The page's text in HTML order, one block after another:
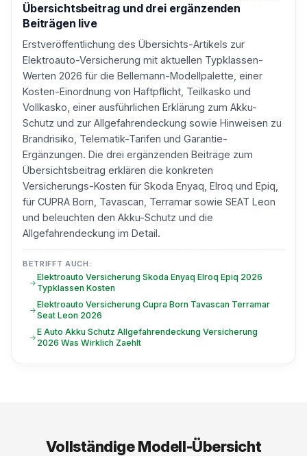
Übersichtsbeitrag und drei ergänzenden
Beiträgen live
Erstveröffentlichung des Übersichts-Artikels zur
Elektroauto-Versicherung mit aktuellen Typklassen-
Werten 2026 für die Bellemann-Modellpalette, einer
Kosten-Einordnung von Haftpflicht, Teilkasko und
Vollkasko, einer ausführlichen Erklärung zum Akku-
Schutz und zur Allgefahrendeckung sowie Hinweisen zu
Brandrisiko, Telematik-Tarifen und Garantie-
Ergänzungen. Die drei ergänzenden Beiträge zum
Übersichtsbeitrag erklären die konkreten
Versicherungs-Kosten für Skoda Enyaq, Elroq und Epiq,
für CUPRA Born, Tavascan, Terramar sowie SEAT Leon
und beleuchten den Akku-Schutz und die
Allgefahrendeckung im Detail.
BETRIFFT AUCH:
Elektroauto Versicherung Skoda Enyaq Elroq Epiq 2026
Typklassen Kosten
Elektroauto Versicherung Cupra Born Tavascan Terramar
Seat Leon 2026
E Auto Akku Schutz Allgefahrendeckung Versicherung
2026 Was Wirklich Zaehlt
Vollständige Modell-Übersicht